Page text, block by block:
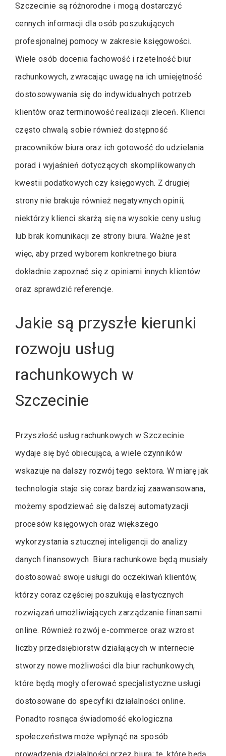
Szczecinie są różnorodne i mogą dostarczyć
cennych informacji dla osób poszukujących
profesjonalnej pomocy w zakresie księgowości.
Wiele osób docenia fachowość i rzetelność biur
rachunkowych, zwracając uwagę na ich umiejętność
dostosowywania się do indywidualnych potrzeb
klientów oraz terminowość realizacji zleceń. Klienci
często chwalą sobie również dostępność
pracowników biura oraz ich gotowość do udzielania
porad i wyjaśnień dotyczących skomplikowanych
kwestii podatkowych czy księgowych. Z drugiej
strony nie brakuje również negatywnych opinii;
niektórzy klienci skarżą się na wysokie ceny usług
lub brak komunikacji ze strony biura. Ważne jest
więc, aby przed wyborem konkretnego biura
dokładnie zapoznać się z opiniami innych klientów
oraz sprawdzić referencje.
Jakie są przyszłe kierunki
rozwoju usług
rachunkowych w
Szczecinie
Przyszłość usług rachunkowych w Szczecinie
wydaje się być obiecująca, a wiele czynników
wskazuje na dalszy rozwój tego sektora. W miarę jak
technologia staje się coraz bardziej zaawansowana,
możemy spodziewać się dalszej automatyzacji
procesów księgowych oraz większego
wykorzystania sztucznej inteligencji do analizy
danych finansowych. Biura rachunkowe będą musiały
dostosować swoje usługi do oczekiwań klientów,
którzy coraz częściej poszukują elastycznych
rozwiązań umożliwiających zarządzanie finansami
online. Również rozwój e-commerce oraz wzrost
liczby przedsiębiorstw działających w internecie
stworzy nowe możliwości dla biur rachunkowych,
które będą mogły oferować specjalistyczne usługi
dostosowane do specyfiki działalności online.
Ponadto rosnąca świadomość ekologiczna
społeczeństwa może wpłynąć na sposób
prowadzenia działalności przez biura; te, które będą